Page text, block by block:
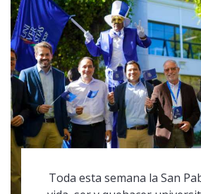
Toda esta semana la San